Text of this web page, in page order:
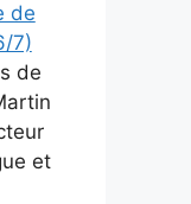
de
7)
de
et